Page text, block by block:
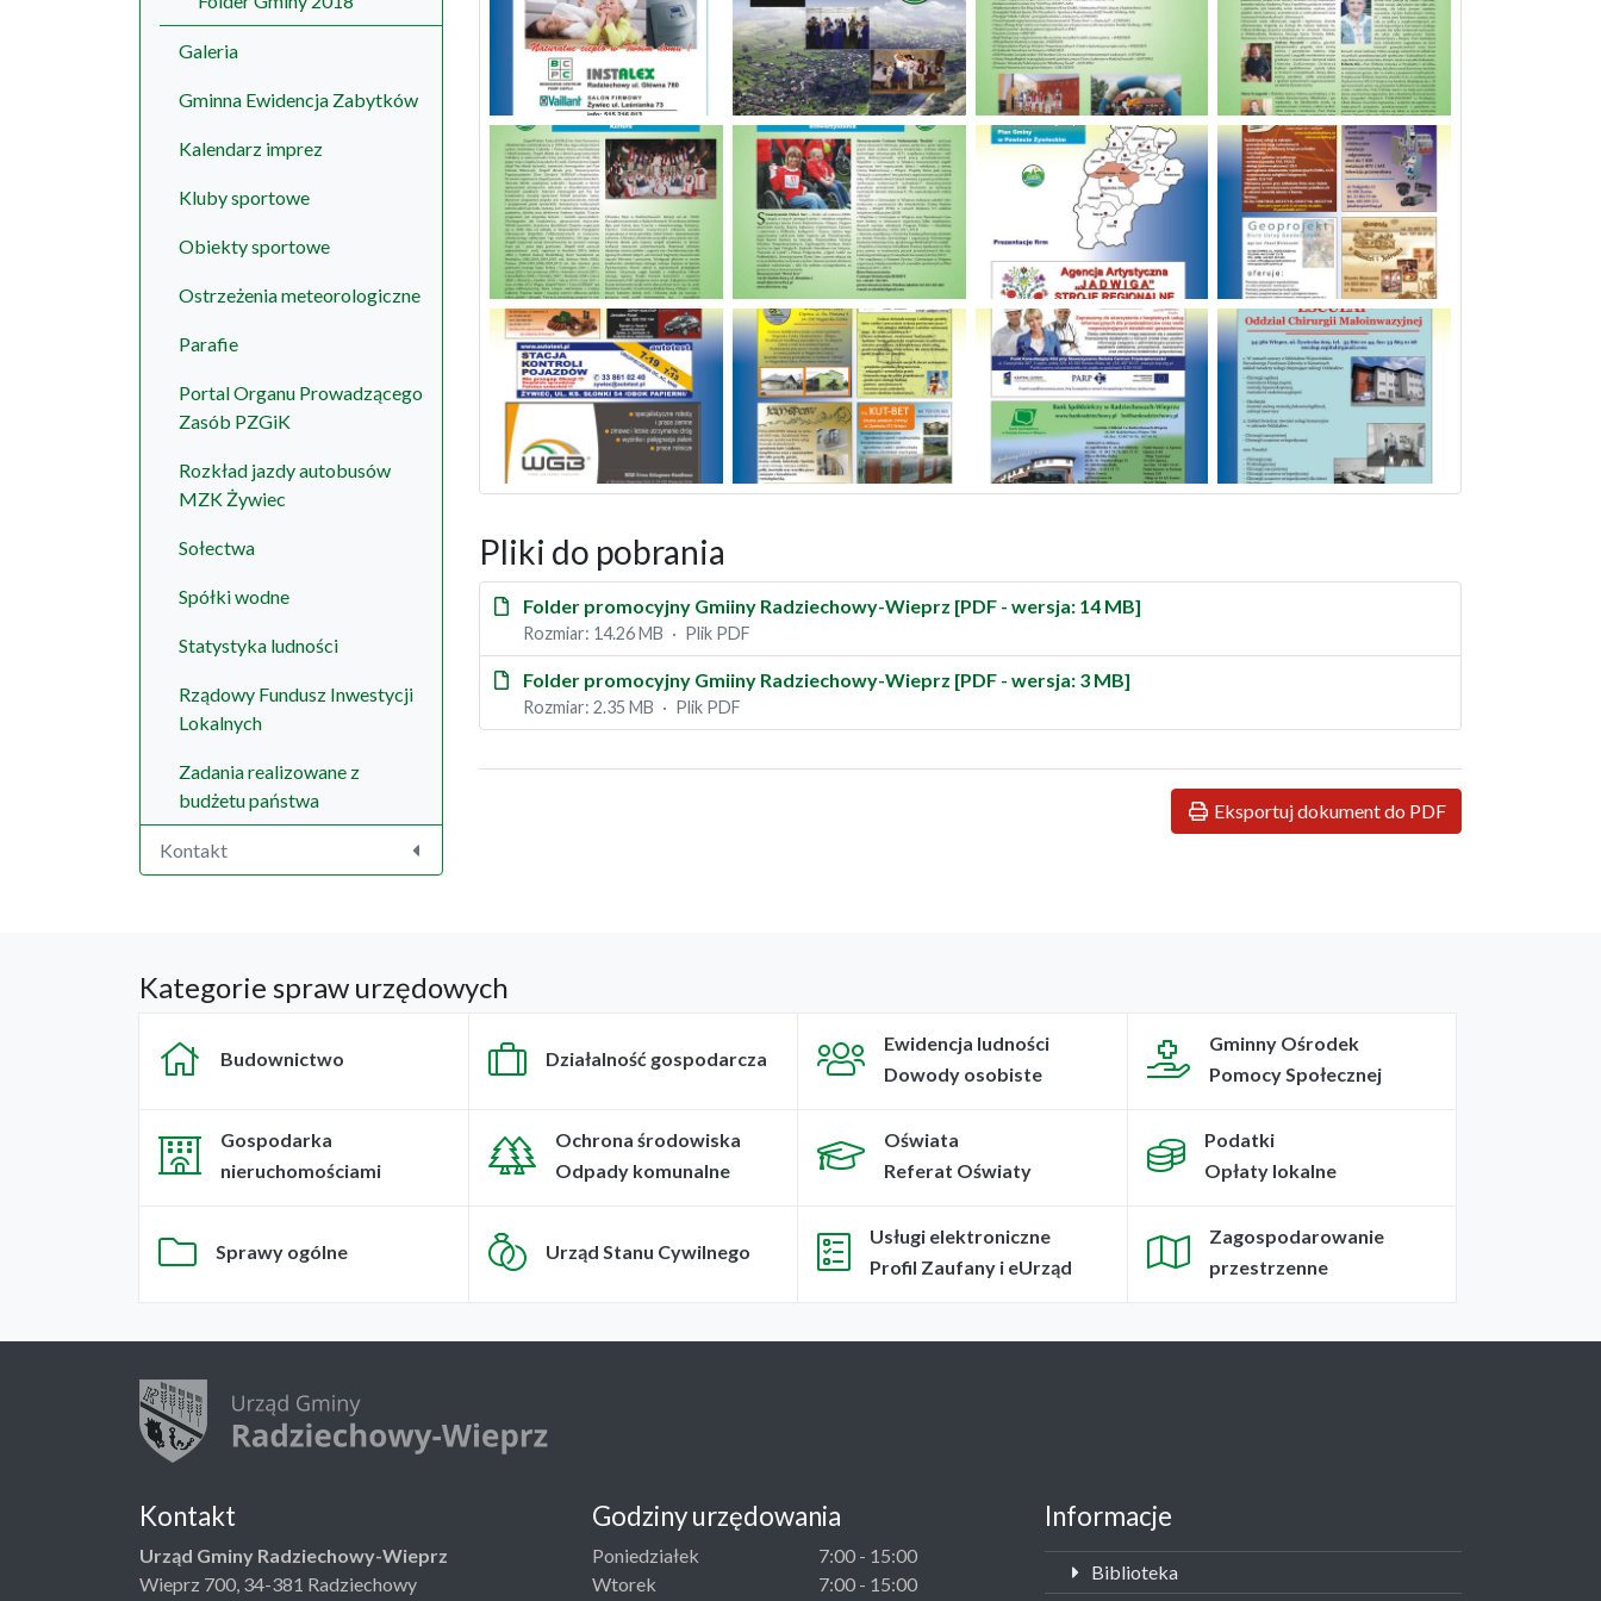
Galeria
Gminna Ewidencja Zabytków
Kalendarz imprez
Kluby sportowe
Obiekty sportowe
Ostrzeżenia meteorologiczne
Parafie
Portal Organu Prowadzącego
Zasób PZGiK
Rozkład jazdy autobusów
MZK Żywiec
Sołectwa
Spółki wodne
Statystyka ludności
Rządowy Fundusz Inwestycji
Lokalnych
Zadania realizowane z
budżetu państwa
Kontakt
Pliki do pobrania
Folder promocyjny Gmiiny Radziechowy-Wieprz [PDF - wersja: 14 MB]
Rozmiar: 14.26 MB Plik PDF
Folder promocyjny Gmiiny Radziechowy-Wieprz [PDF - wersja: 3 MB]
Rozmiar: 2.35 MB Plik PDF
Eksportuj dokument do PDF
Kategorie spraw urzędowych
Budownictwo Działalność gospodarcza
Ewidencja ludności
Dowody osobiste
Gminny Ośrodek
Pomocy Społecznej
Gospodarka
nieruchomościami
Ochrona środowiska
Odpady komunalne
Oświata
Referat Oświaty
Podatki
Opłaty lokalne
Sprawy ogólne Urząd Stanu Cywilnego
Usługi elektroniczne
Profil Zaufany i eUrząd
Zagospodarowanie
przestrzenne
Kontakt
Urząd Gminy Radziechowy-Wieprz
Wieprz 700, 34-381 Radziechowy
Godziny urzędowania
Poniedziałek
7:00 - 15:00
Wtorek
7:00 - 15:00
Informacje
Biblioteka